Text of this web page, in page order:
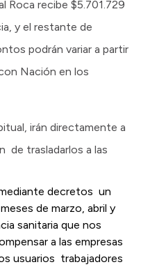
Roca recibe $5.701.729
y el restante de
podrán variar a partir
Nación en los
irán directamente a
de trasladarlos a las
decretos un
de marzo, abril y
sanitaria que nos
a las empresas
usuarios trabajadores